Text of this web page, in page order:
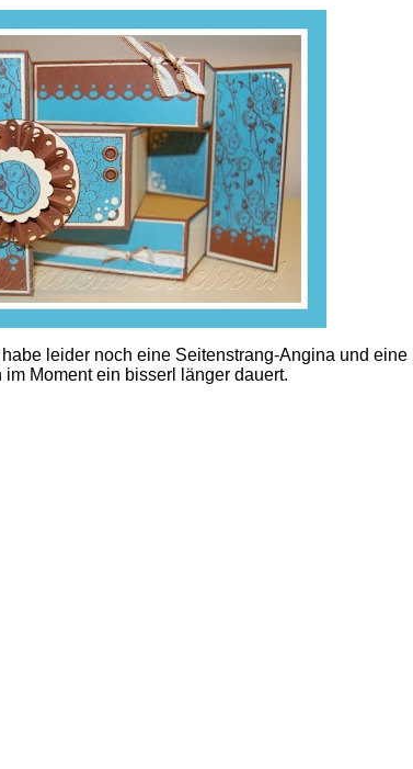
leider noch eine Seitenstrang-Angina und
Moment ein bisserl länger dauert.